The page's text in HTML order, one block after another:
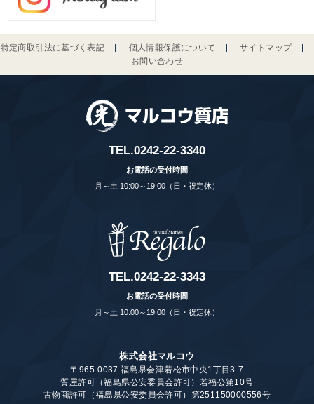
特定商取引法に基づく表記 個人情報保護について
サイトマップ
お問い合わせ
TEL.0242-22-3340
お電話の受付時間
月～土 10:00～19:00（日・祝定休）
TEL.0242-22-3343
お電話の受付時間
月～土 10:00～19:00（日・祝定休）
株式会社マルコウ
〒965-0037 福島県会津若松市中央1丁目3-7
質屋許可（福島県公安委員会許可）若福公第10号
古物商許可（福島県公安委員会許可）第251150000556号